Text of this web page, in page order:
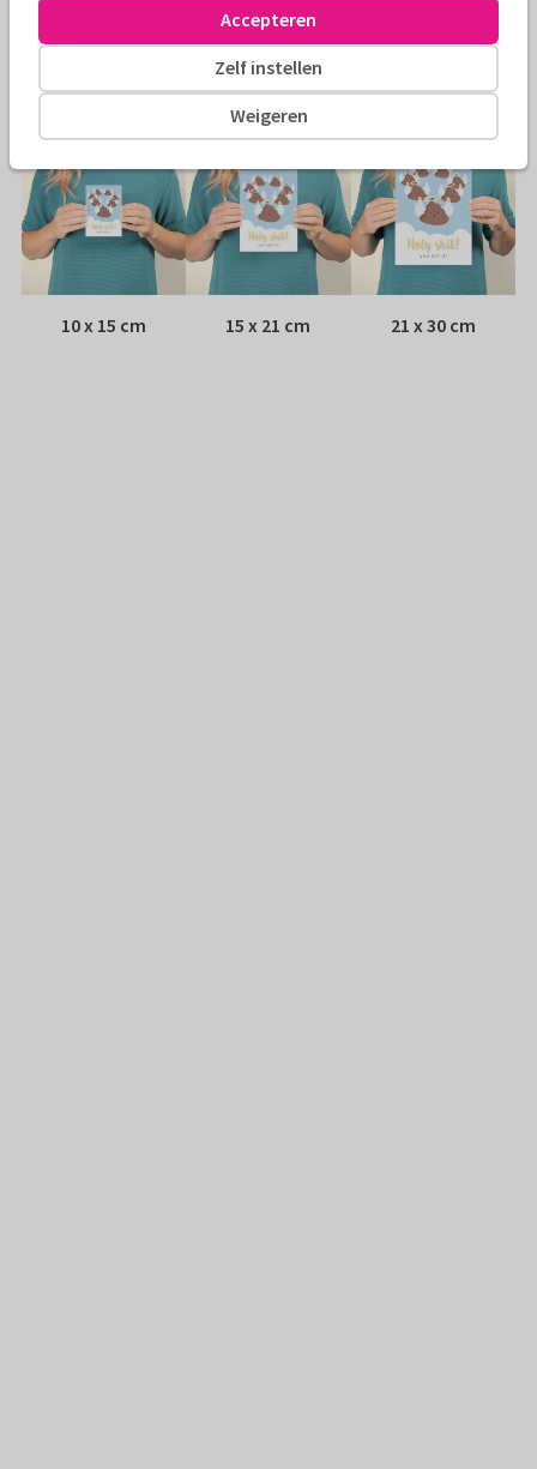
Adres: Achterop de kaart
Formaten
10 x 15 cm 15 x 21 cm 21 x 30 cm
Weigeren
Zelf instellen
Accepteren